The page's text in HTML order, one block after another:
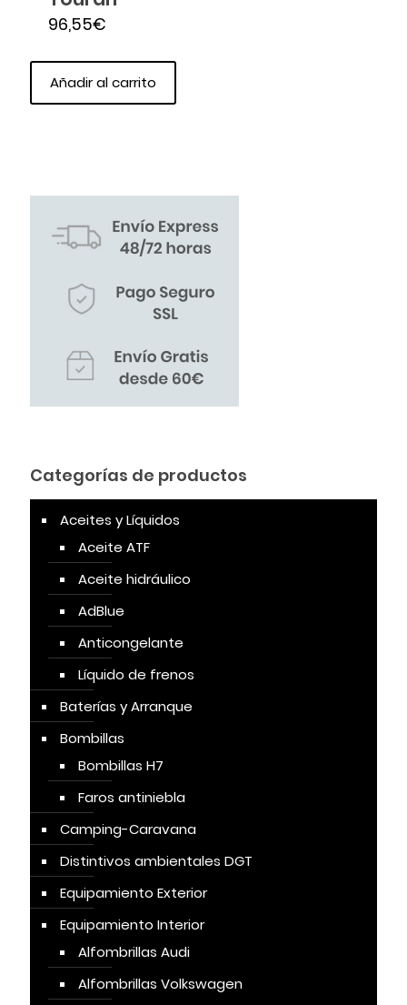
96,55€
Añadir al carrito
Categorías de productos
Aceites y Líquidos
Aceite ATF
Aceite hidráulico
AdBlue
Anticongelante
Líquido de frenos
Baterías y Arranque
Bombillas
Bombillas H7
Faros antiniebla
Camping-Caravana
Distintivos ambientales DGT
Equipamiento Exterior
Equipamiento Interior
Alfombrillas Audi
Alfombrillas Volkswagen